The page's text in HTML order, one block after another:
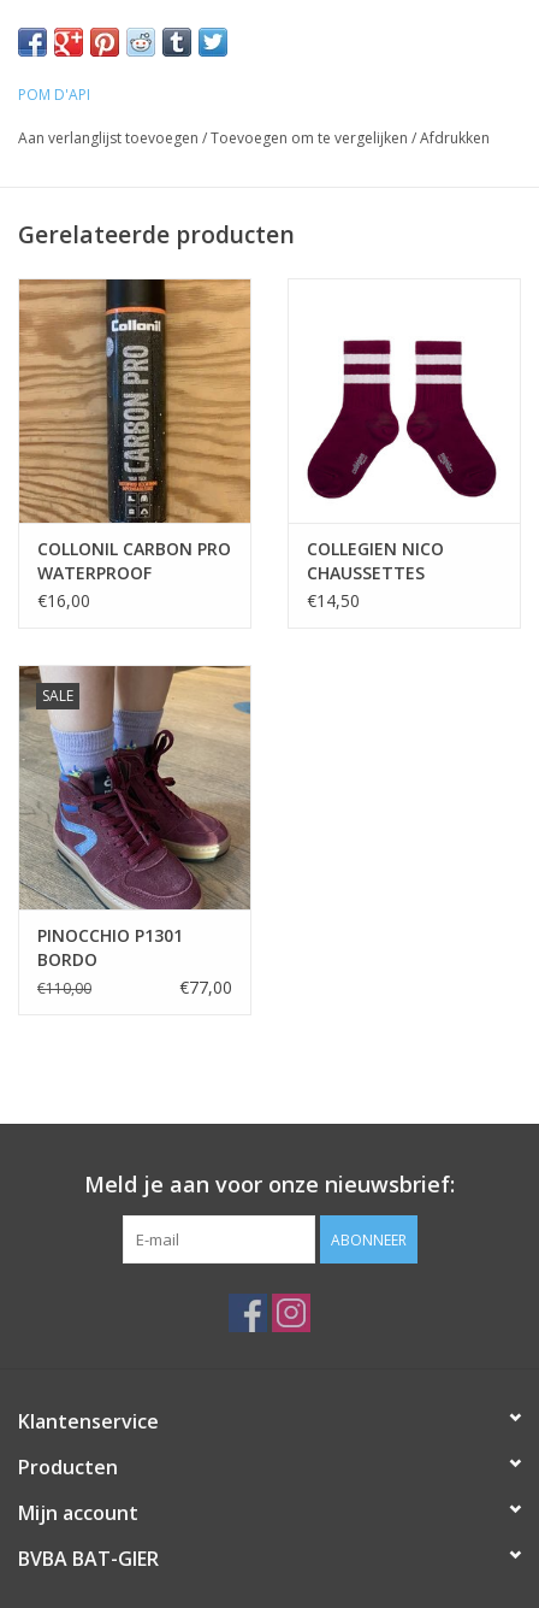
POM D'API
Aan verlanglijst toevoegen /Toevoegen om te vergelijken /Afdrukken
Gerelateerde producten
COLLONIL CARBON PRO
WATERPROOF
PROTECTION SPRAY
€16,00
COLLEGIEN NICO
CHAUSSETTES
RAYURES SPORT
€14,50
SALE
PINOCCHIO P1301
BORDO
€110,00 €77,00
Meld je aan voor onze nieuwsbrief:
ABONNEER
Klantenservice
Producten
Mijn account
BVBA BAT-GIER